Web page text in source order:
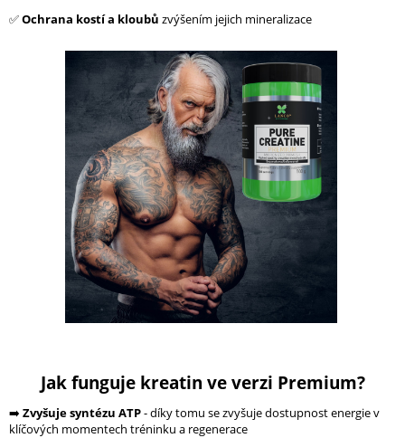
✅Ochrana kostí a kloubů zvýšením jejich mineralizace
Jak funguje kreatin ve verzi Premium?
➡️ Zvyšuje syntézu ATP- díky tomu se zvyšuje dostupnost energie v
klíčových momentech tréninku a regenerace